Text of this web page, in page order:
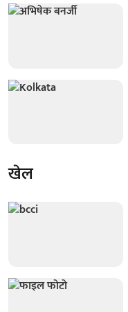
खेल